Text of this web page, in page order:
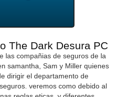
The Dark Desura PC
las compañias de seguros de la
samantha, Sam y Miller quienes
dirigir el departamento de
veremos como debido al